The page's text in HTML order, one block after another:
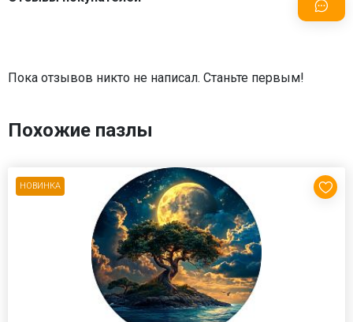
Пока отзывов никто не написал. Станьте первым!
Похожие пазлы
НОВИНКА